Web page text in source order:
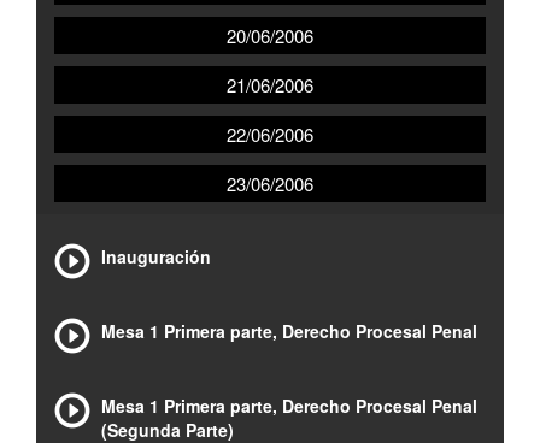
20/06/2006
21/06/2006
22/06/2006
23/06/2006
Inauguración
Mesa 1 Primera parte, Derecho Procesal Penal
Mesa 1 Primera parte, Derecho Procesal Penal
(Segunda Parte)